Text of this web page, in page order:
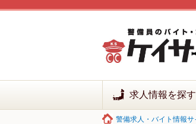
求人情報を探す
警備求人・バイト情報